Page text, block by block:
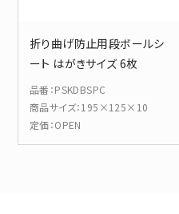
折り曲げ防止用段ボールシ
ート はがきサイズ 6枚
品番 ：PSKDBSPC
商品サイズ：195×125×10
定価：OPEN